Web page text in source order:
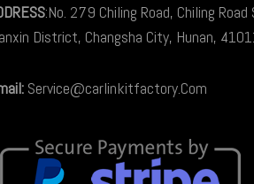
:No. 279 Chiling Road, Chiling
District, Changsha City, Hunan,
Service@carlinkitfactory.Com